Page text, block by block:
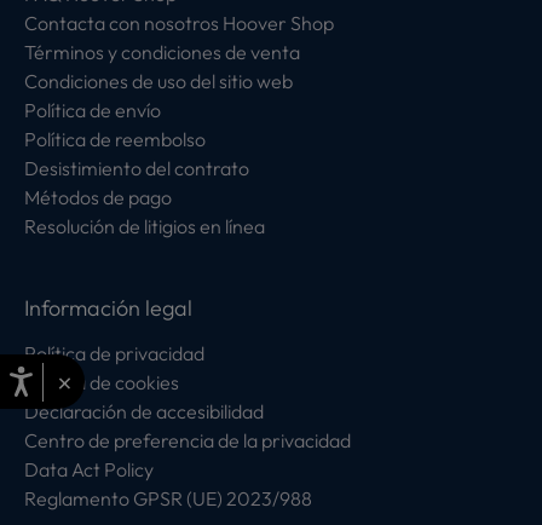
Contacta con nosotros Hoover Shop
Términos y condiciones de venta
Condiciones de uso del sitio web
Política de envío
Política de reembolso
Desistimiento del contrato
Métodos de pago
Resolución de litigios en línea
Información legal
Política de privacidad
Política de cookies
Declaración de accesibilidad
Centro de preferencia de la privacidad
Data Act Policy
Reglamento GPSR (UE) 2023/988
×